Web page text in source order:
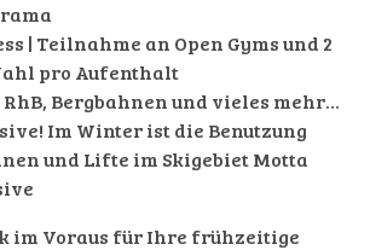
| Teilnahme an Open Gyms und 2
pro Aufenthalt
RhB, Bergbahnen und vieles mehr…
Im Winter ist die Benutzung
und Lifte im Skigebiet Motta
im Voraus für Ihre frühzeitige